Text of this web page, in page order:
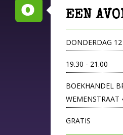
EEN
DONDERDAG
19.30 - 21.00
BOEKHANDEL
WEMENSTRAAT
GRATIS